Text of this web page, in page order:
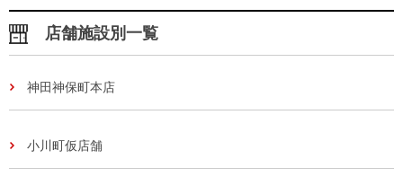
店舗施設別一覧
神田神保町本店
小川町仮店舗